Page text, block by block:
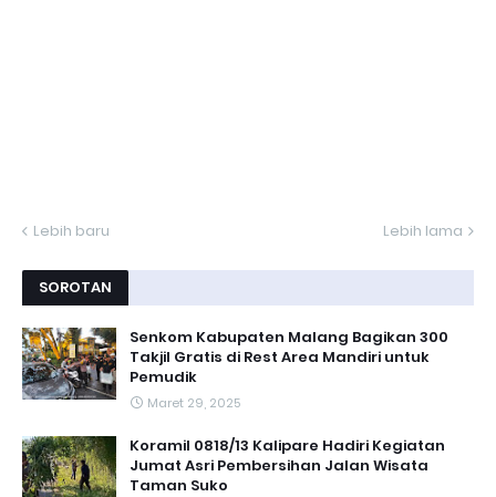
Lebih baru Lebih lama
SOROTAN
Senkom Kabupaten Malang Bagikan 300
Takjil Gratis di Rest Area Mandiri untuk
Pemudik
Maret 29, 2025
Koramil 0818/13 Kalipare Hadiri Kegiatan
Jumat Asri Pembersihan Jalan Wisata
Taman Suko